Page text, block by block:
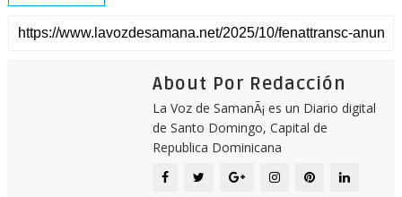
About Por Redacción
La Voz de SamanÃ¡ es un Diario digital
de Santo Domingo, Capital de
Republica Dominicana